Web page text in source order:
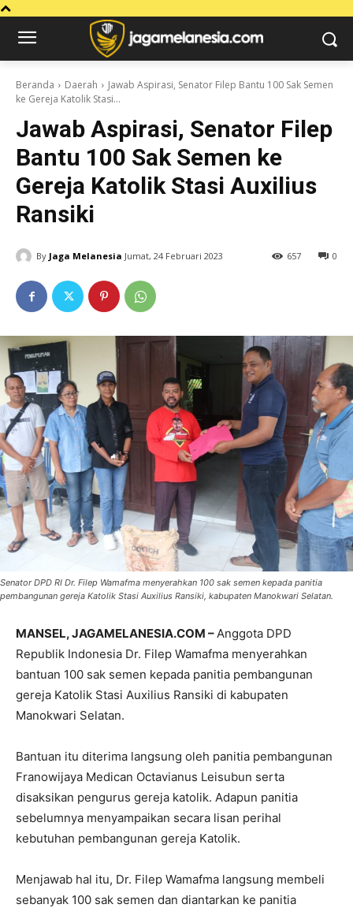
Beranda Daerah
Jawab Aspirasi, Senator Filep Bantu 100 Sak Semen
ke Gereja Katolik Stasi...
Jawab Aspirasi, Senator Filep
Bantu 100 Sak Semen ke
Gereja Katolik Stasi Auxilius
Ransiki
By Jaga Melanesia Jumat, 24 Februari 2023 0
657
Senator DPD RI Dr. Filep Wamafma menyerahkan 100 sak semen kepada panitia
pembangunan gereja Katolik Stasi Auxilius Ransiki, kabupaten Manokwari Selatan.
MANSEL, JAGAMELANESIA.COM – Anggota DPD
Republik Indonesia Dr. Filep Wamafma menyerahkan
bantuan 100 sak semen kepada panitia pembangunan
gereja Katolik Stasi Auxilius Ransiki di kabupaten
Manokwari Selatan.
Bantuan itu diterima langsung oleh panitia pembangunan
Franowijaya Medican Octavianus Leisubun serta
disaksikan pengurus gereja katolik. Adapun panitia
sebelumnya menyampaikan secara lisan perihal
kebutuhan pembangunan gereja Katolik.
Menjawab hal itu, Dr. Filep Wamafma langsung membeli
sebanyak 100 sak semen dan diantarkan ke panitia